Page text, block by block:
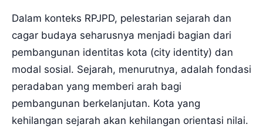
Dalam konteks RPJPD, pelestarian sejarah dan
cagar budaya seharusnya menjadi bagian dari
pembangunan identitas kota (city identity) dan
modal sosial. Sejarah, menurutnya, adalah fondasi
peradaban yang memberi arah bagi
pembangunan berkelanjutan. Kota yang
kehilangan sejarah akan kehilangan orientasi nilai.